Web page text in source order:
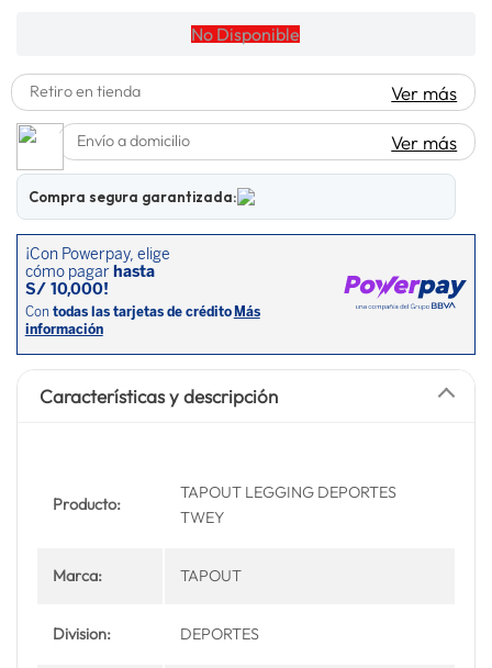
No Disponible
Retiro en tienda Ver más
Envío a domicilio Ver más
Compra segura garantizada:
Características y descripción
Producto:
TAPOUT LEGGING DEPORTES
TWEY
Marca: TAPOUT
Division: DEPORTES